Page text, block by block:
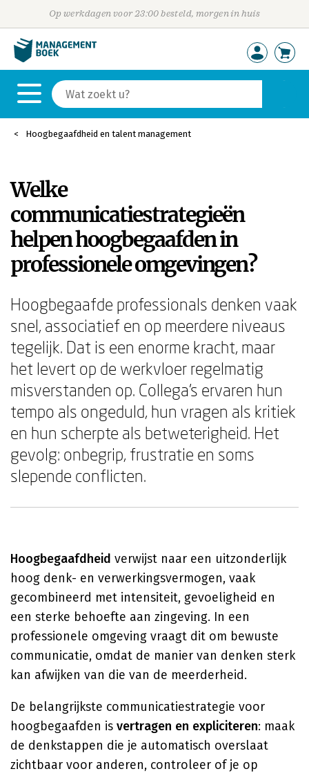
Op werkdagen voor 23:00 besteld, morgen in huis
Hoogbegaafdheid en talent management
Welke
communicatiestrategieën
helpen hoogbegaafden in
professionele omgevingen?
Hoogbegaafde professionals denken vaak
snel, associatief en op meerdere niveaus
tegelijk. Dat is een enorme kracht, maar
het levert op de werkvloer regelmatig
misverstanden op. Collega's ervaren hun
tempo als ongeduld, hun vragen als kritiek
en hun scherpte als betweterigheid. Het
gevolg: onbegrip, frustratie en soms
slepende conflicten.
Hoogbegaafdheid verwijst naar een uitzonderlijk
hoog denk- en verwerkingsvermogen, vaak
gecombineerd met intensiteit, gevoeligheid en
een sterke behoefte aan zingeving. In een
professionele omgeving vraagt dit om bewuste
communicatie, omdat de manier van denken sterk
kan afwijken van die van de meerderheid.
De belangrijkste communicatiestrategie voor
hoogbegaafden is vertragen en expliciteren: maak
de denkstappen die je automatisch overslaat
zichtbaar voor anderen, controleer of je op